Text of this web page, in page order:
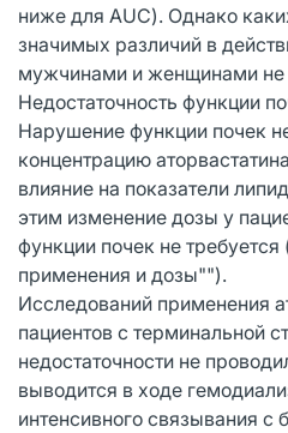
ниже для AUC). Однако
значимых различий в
мужчинами и женщинами не
Недостаточность функции
Нарушение функции почек
концентрацию
влияние на показатели
этим изменение дозы у
функции почек не
применения и дозы"").
Исследований применения
пациентов с терминальной
недостаточности не
выводится в ходе
интенсивного связывания